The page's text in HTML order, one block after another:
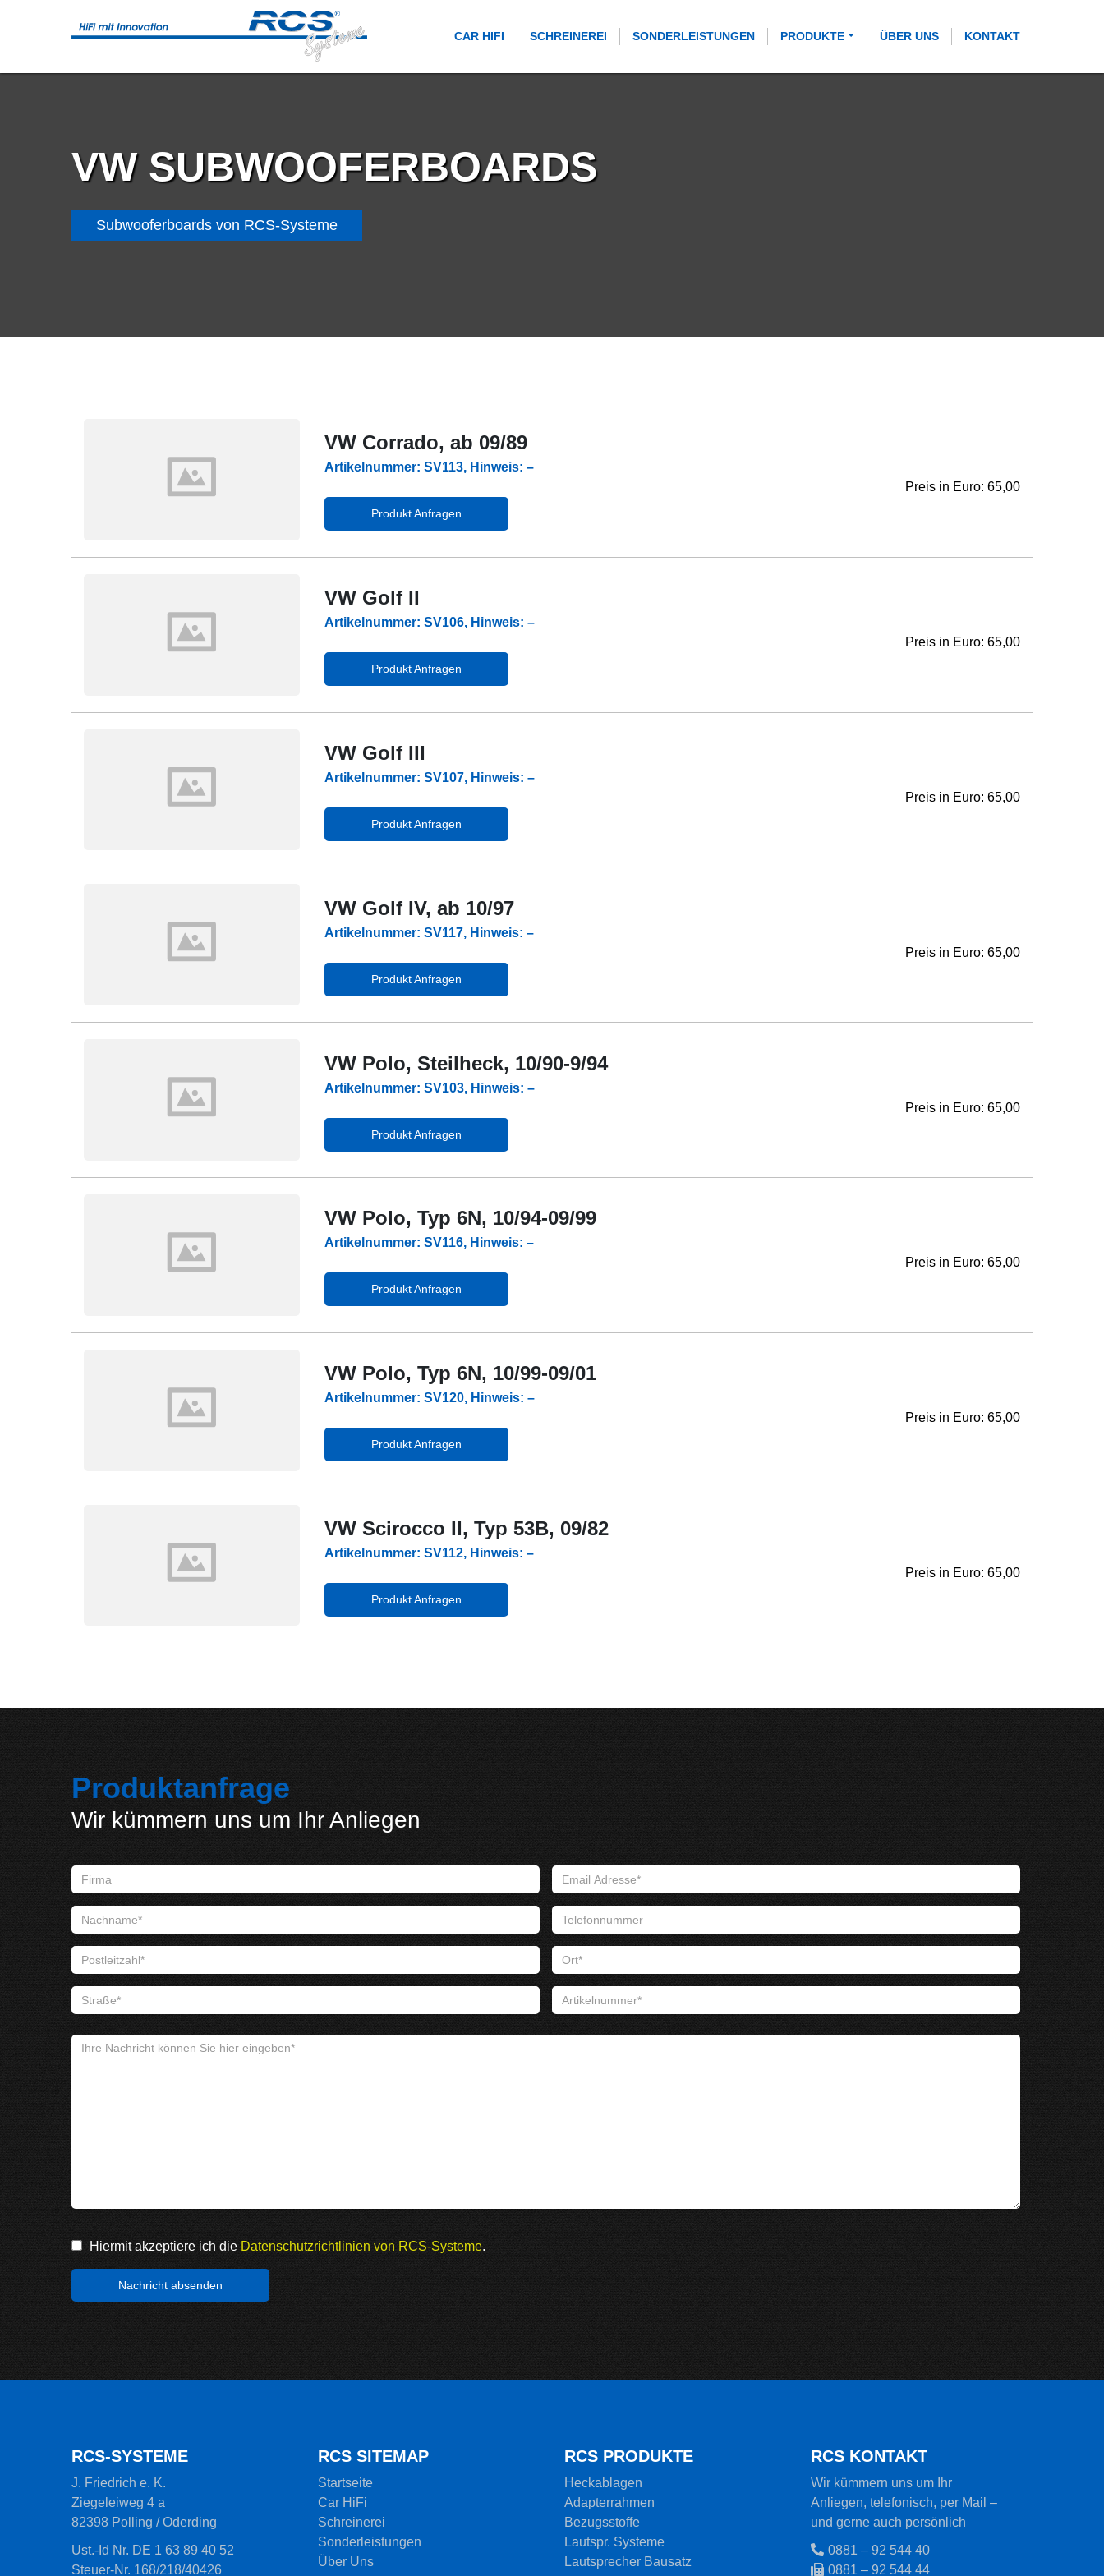
CAR HIFI SCHREINEREI SONDERLEISTUNGEN PRODUKTE ÜBER UNS KONTAKT
VW SUBWOOFERBOARDS
Subwooferboards von RCS-Systeme
VW Corrado, ab 09/89
Artikelnummer: SV113, Hinweis: –
Preis in Euro: 65,00
Produkt Anfragen
VW Golf II
Artikelnummer: SV106, Hinweis: –
Preis in Euro: 65,00
Produkt Anfragen
VW Golf III
Artikelnummer: SV107, Hinweis: –
Preis in Euro: 65,00
Produkt Anfragen
VW Golf IV, ab 10/97
Artikelnummer: SV117, Hinweis: –
Preis in Euro: 65,00
Produkt Anfragen
VW Polo, Steilheck, 10/90-9/94
Artikelnummer: SV103, Hinweis: –
Preis in Euro: 65,00
Produkt Anfragen
VW Polo, Typ 6N, 10/94-09/99
Artikelnummer: SV116, Hinweis: –
Preis in Euro: 65,00
Produkt Anfragen
VW Polo, Typ 6N, 10/99-09/01
Artikelnummer: SV120, Hinweis: –
Preis in Euro: 65,00
Produkt Anfragen
VW Scirocco II, Typ 53B, 09/82
Artikelnummer: SV112, Hinweis: –
Preis in Euro: 65,00
Produkt Anfragen
Produktanfrage
Wir kümmern uns um Ihr Anliegen
Hiermit akzeptiere ich die Datenschutzrichtlinien von RCS-Systeme.
RCS-SYSTEME
J. Friedrich e. K.
Ziegeleiweg 4 a
82398 Polling / Oderding
Ust.-Id Nr. DE 1 63 89 40 52
Steuer-Nr. 168/218/40426
RCS SITEMAP
Startseite
Car HiFi
Schreinerei
Sonderleistungen
Über Uns
RCS PRODUKTE
Heckablagen
Adapterrahmen
Bezugsstoffe
Lautspr. Systeme
Lautsprecher Bausatz
RCS KONTAKT
Wir kümmern uns um Ihr
Anliegen, telefonisch, per Mail –
und gerne auch persönlich
0881 – 92 544 40
0881 – 92 544 44